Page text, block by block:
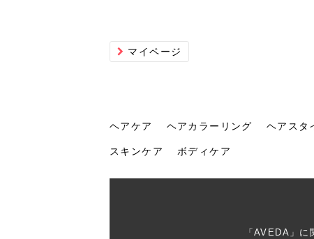
マイページ
ヘアケア ヘアカラーリング ヘアスタ
スキンケア ボディケア
「AVEDA」に